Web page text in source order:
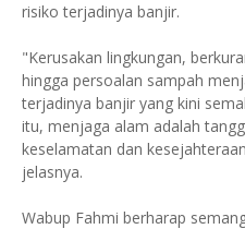
risiko terjadinya banjir.
"Kerusakan lingkungan,
hingga persoalan sampah
terjadinya banjir yang kini
itu, menjaga alam adalah
keselamatan dan
jelasnya.
Wabup Fahmi berharap